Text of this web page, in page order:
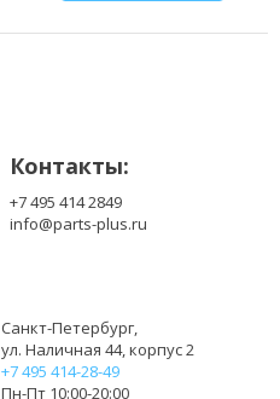
Контакты:
+7 495 414 2849
info@parts-plus.ru
Санкт-Петербург,
ул. Наличная 44, корпус 2
+7 495 414-28-49
Пн-Пт 10:00-20:00